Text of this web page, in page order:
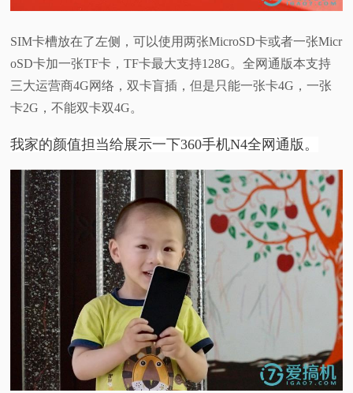
SIM卡槽放在了左侧，可以使用两张MicroSD卡或者一张Micr
oSD卡加一张TF卡，TF卡最大支持128G。全网通版本支持
三大运营商4G网络，双卡盲插，但是只能一张卡4G，一张
卡2G，不能双卡双4G。
我家的颜值担当给展示一下360手机N4全网通版。